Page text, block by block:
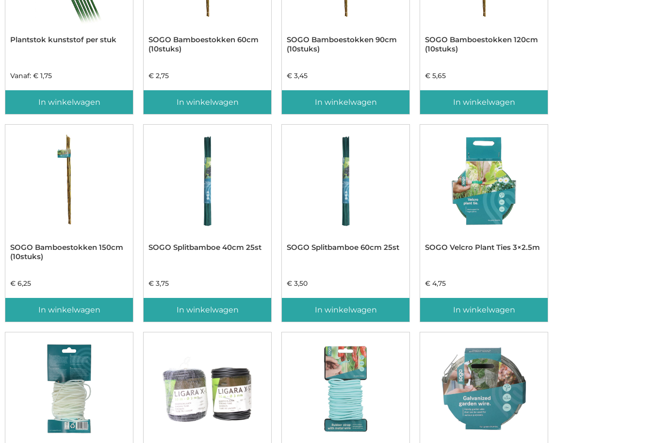
Plantstok kunststof per stuk
Vanaf: € 1,75
In winkelwagen
SOGO Bamboestokken 60cm
(10stuks)
€ 2,75
In winkelwagen
SOGO Bamboestokken 90cm
(10stuks)
€ 3,45
In winkelwagen
SOGO Bamboestokken 120cm
(10stuks)
€ 5,65
In winkelwagen
SOGO Bamboestokken 150cm
(10stuks)
€ 6,25
In winkelwagen
SOGO Splitbamboe 40cm 25st
€ 3,75
In winkelwagen
SOGO Splitbamboe 60cm 25st
€ 3,50
In winkelwagen
SOGO Velcro Plant Ties 3×2.5m
€ 4,75
In winkelwagen